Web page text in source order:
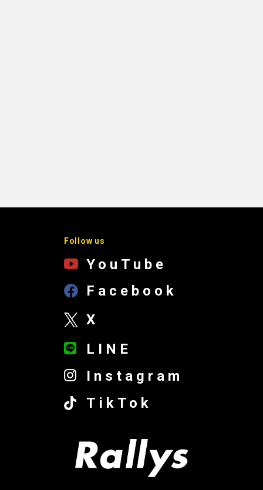
Follow us
YouTube
Facebook
X
LINE
Instagram
TikTok